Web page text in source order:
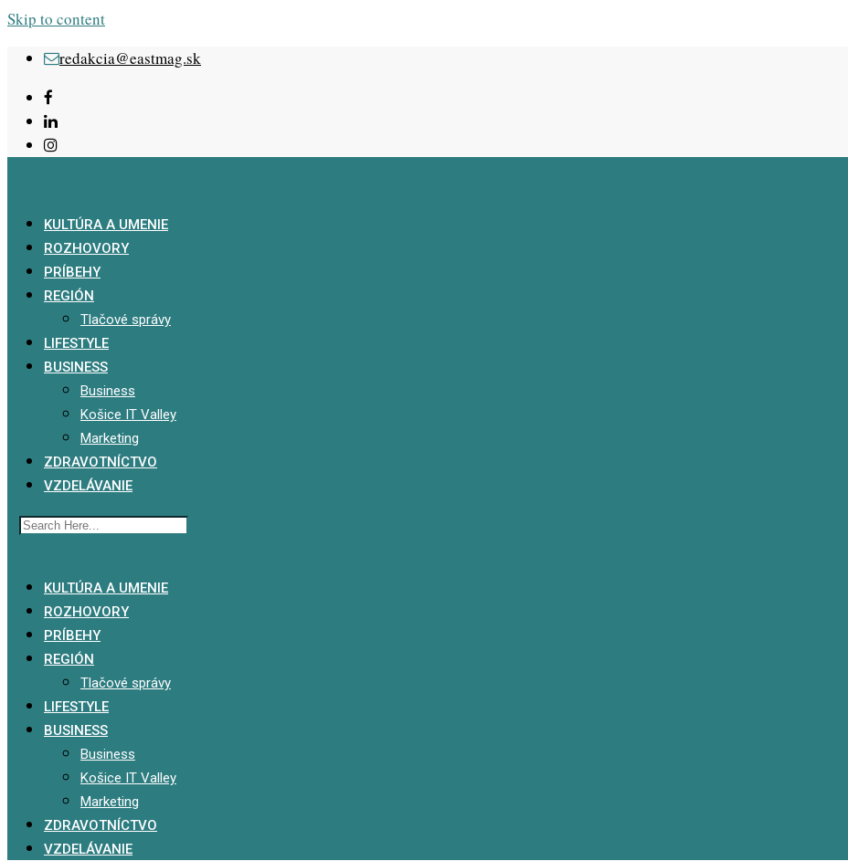
Skip to content
redakcia@eastmag.sk
KULTÚRA A UMENIE
ROZHOVORY
PRÍBEHY
REGIÓN
Tlačové správy
LIFESTYLE
BUSINESS
Business
Košice IT Valley
Marketing
ZDRAVOTNÍCTVO
VZDELÁVANIE
KULTÚRA A UMENIE
ROZHOVORY
PRÍBEHY
REGIÓN
Tlačové správy
LIFESTYLE
BUSINESS
Business
Košice IT Valley
Marketing
ZDRAVOTNÍCTVO
VZDELÁVANIE